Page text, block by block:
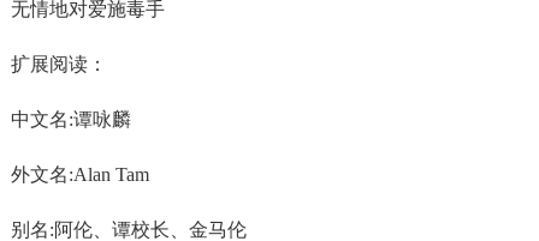
无情地对爱施毒手
扩展阅读：
中文名:谭咏麟
外文名:Alan Tam
别名:阿伦、谭校长、金马伦